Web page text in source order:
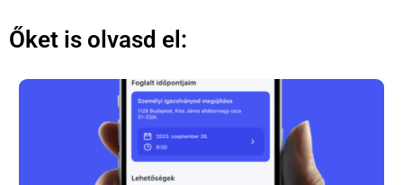
Őket is olvasd el: